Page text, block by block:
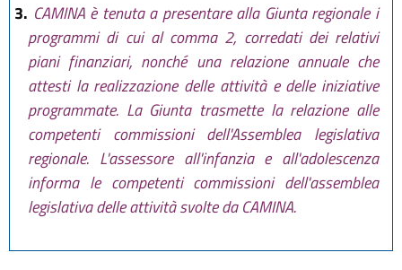
3. CAMINA è tenuta a presentare alla Giunta regionale i
programmi di cui al comma 2, corredati dei relativi
piani finanziari, nonché una relazione annuale che
attesti la realizzazione delle attività e delle iniziative
programmate. La Giunta trasmette la relazione alle
competenti commissioni dell'Assemblea legislativa
regionale. L'assessore all'infanzia e all'adolescenza
informa le competenti commissioni dell'assemblea
legislativa delle attività svolte da CAMINA.